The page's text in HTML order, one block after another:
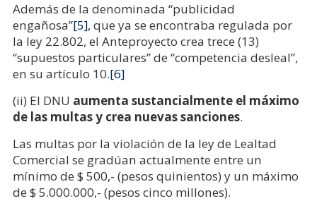
Además de la denominada “publicidad
engañosa”[5], que ya se encontraba regulada por
la ley 22.802, el Anteproyecto crea trece (13)
“supuestos particulares” de “competencia desleal”,
en su artículo 10.[6]
(ii) El DNU aumenta sustancialmente el máximo
de las multas y crea nuevas sanciones.
Las multas por la violación de la ley de Lealtad
Comercial se gradúan actualmente entre un
mínimo de $ 500,- (pesos quinientos) y un máximo
de $ 5.000.000,- (pesos cinco millones).